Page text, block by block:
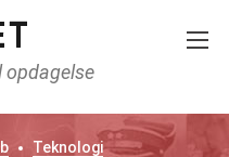
opdagelse
Teknologi